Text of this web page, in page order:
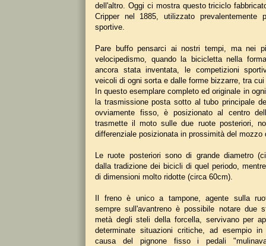
dell'altro. Oggi ci mostra questo triciclo
Cripper nel 1885, utilizzato prevalentemente
sportive.
Pare buffo pensarci ai nostri tempi, ma nei
velocipedismo, quando la bicicletta nella
ancora stata inventata, le competizioni
veicoli di ogni sorta e dalle forme bizzarre, tra
In questo esemplare completo ed originale in
la trasmissione posta sotto al tubo principale
ovviamente fisso, è posizionato al centro
trasmette il moto sulle due ruote posteriori,
differenziale posizionata in prossimità del mozzo
Le ruote posteriori sono di grande diametro
dalla tradizione dei bicicli di quel periodo,
di dimensioni molto ridotte (circa 60cm).
Il freno è unico a tampone, agente sulla
sempre sull'avantreno è possibile notare due
metà degli steli della forcella, servivano per
determinate situazioni critiche, ad esempio
causa del pignone fisso i pedali